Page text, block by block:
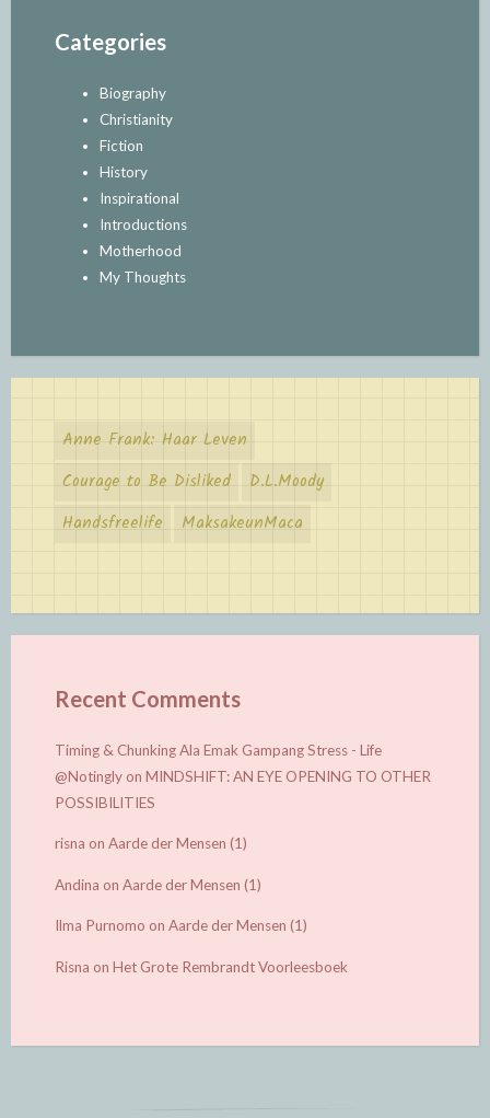
Categories
Biography
Christianity
Fiction
History
Inspirational
Introductions
Motherhood
My Thoughts
Anne Frank: Haar Leven
Courage to Be Disliked
D.L.Moody
Handsfreelife
MaksakeunMaca
Recent Comments
Timing & Chunking Ala Emak Gampang Stress - Life
@Notingly on MINDSHIFT: AN EYE OPENING TO OTHER
POSSIBILITIES
risna on Aarde der Mensen (1)
Andina on Aarde der Mensen (1)
Ilma Purnomo on Aarde der Mensen (1)
Risna on Het Grote Rembrandt Voorleesboek